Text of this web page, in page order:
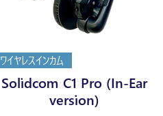
ワイヤレスインカム
Solidcom C1 Pro (In-Ear
version)